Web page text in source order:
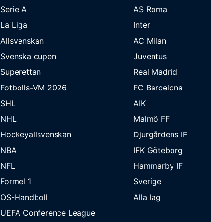
Serie A
La Liga
Allsvenskan
Svenska cupen
Superettan
Fotbolls-VM 2026
SHL
NHL
Hockeyallsvenskan
NBA
NFL
Formel 1
OS-Handboll
UEFA Conference League
AS Roma
Inter
AC Milan
Juventus
Real Madrid
FC Barcelona
AIK
Malmö FF
Djurgårdens IF
IFK Göteborg
Hammarby IF
Sverige
Alla lag